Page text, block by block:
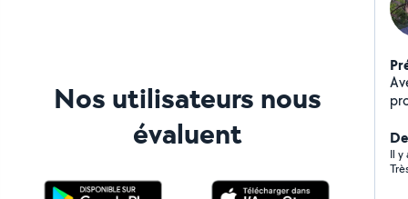
Nos utilisateurs nous
évaluent
Il y